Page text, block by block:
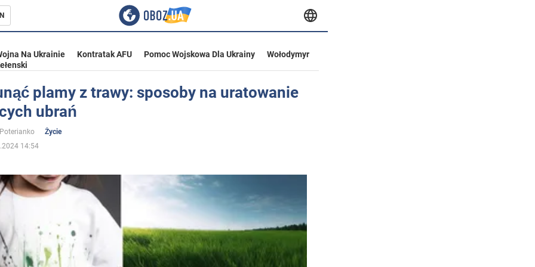
Ukrainie
Na Ukrainie Kontratak AFU Pomoc Wojskowa Dla Ukrainy
Wołodymyr
plamy z trawy: sposoby na uratowanie
ubrań
Życie
14:54